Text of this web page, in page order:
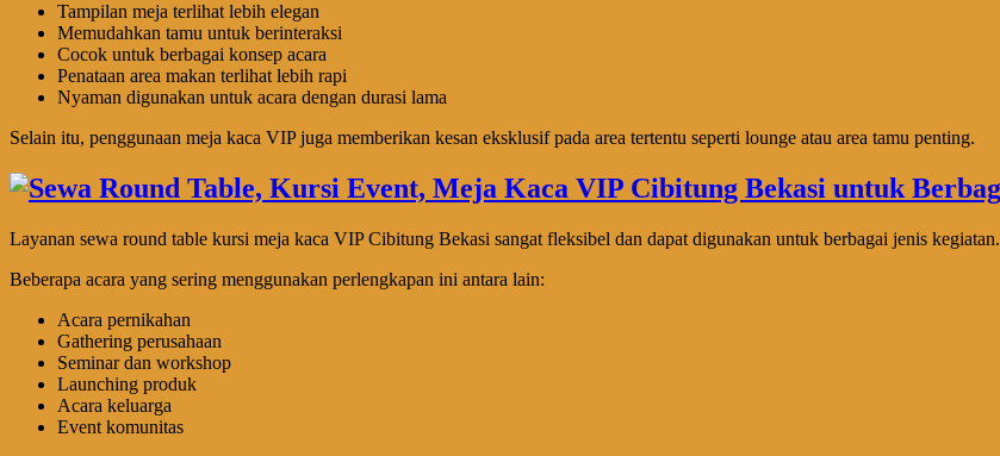
Tampilan meja terlihat lebih elegan
Memudahkan tamu untuk berinteraksi
Cocok untuk berbagai konsep acara
Penataan area makan terlihat lebih rapi
Nyaman digunakan untuk acara dengan durasi lama
Selain itu, penggunaan meja kaca VIP juga memberikan kesan eksklusif pada area tertentu seperti lounge atau area tamu penting.
Layanan sewa round table kursi meja kaca VIP Cibitung Bekasi sangat fleksibel dan dapat digunakan untuk berbagai jenis kegiatan.
Beberapa acara yang sering menggunakan perlengkapan ini antara lain:
Acara pernikahan
Gathering perusahaan
Seminar dan workshop
Launching produk
Acara keluarga
Event komunitas